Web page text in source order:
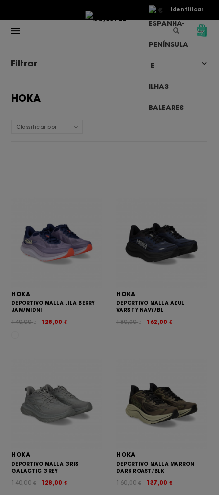
Identificar
€
HOKA
Classificar por
HOKA
DEPORTIVO MALLA LILA BERRY
JAM/MIDNI
128,00 €
140,00€
HOKA
DEPORTIVO MALLA AZUL
VARSITY NAVY/BL
162,00 €
180,00€
HOKA
DEPORTIVO MALLA GRIS
GALACTIC GREY
128,00 €
140,00€
HOKA
DEPORTIVO MALLA MARRON
DARK ROAST/BLK
137,00 €
160,00€
Filtrar